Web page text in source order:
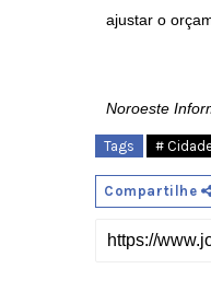
ajustar o
Noroeste
Tags #
Compartilhe